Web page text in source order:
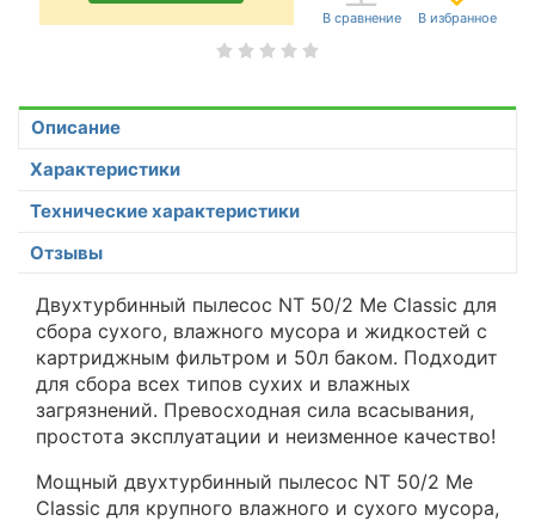
Описание
Характеристики
Технические характеристики
Отзывы
Двухтурбинный пылесос NT 50/2 Me Classic для
сбора сухого, влажного мусора и жидкостей с
картриджным фильтром и 50л баком. Подходит
для сбора всех типов сухих и влажных
загрязнений. Превосходная сила всасывания,
простота эксплуатации и неизменное качество!
Мощный двухтурбинный пылесос NT 50/2 Me
Classic для крупного влажного и сухого мусора,